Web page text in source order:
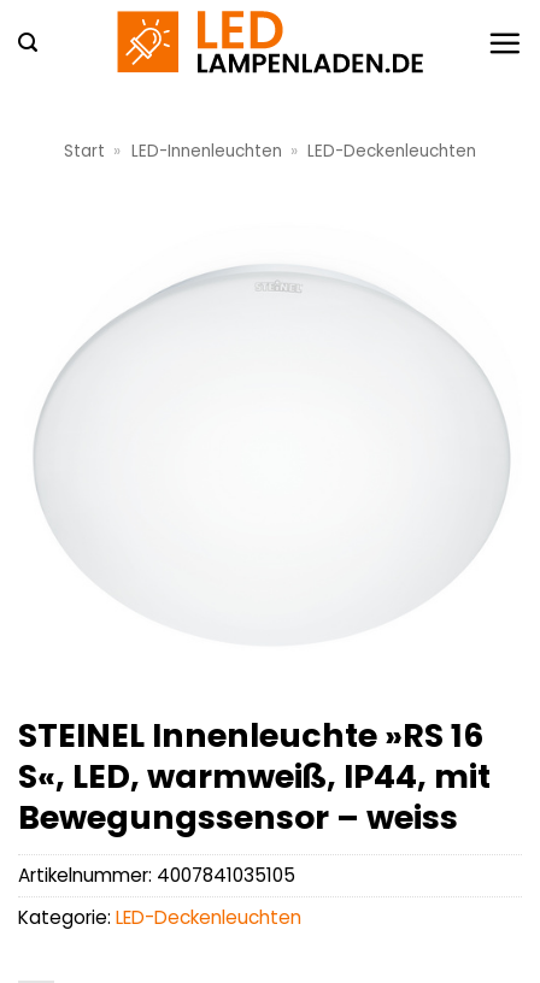
Inhalt
Start » LED-Innenleuchten » LED-Deckenleuchten
STEINEL Innenleuchte »RS 16
S«, LED, warmweiß, IP44, mit
Bewegungssensor – weiss
Artikelnummer: 4007841035105
Kategorie: LED-Deckenleuchten